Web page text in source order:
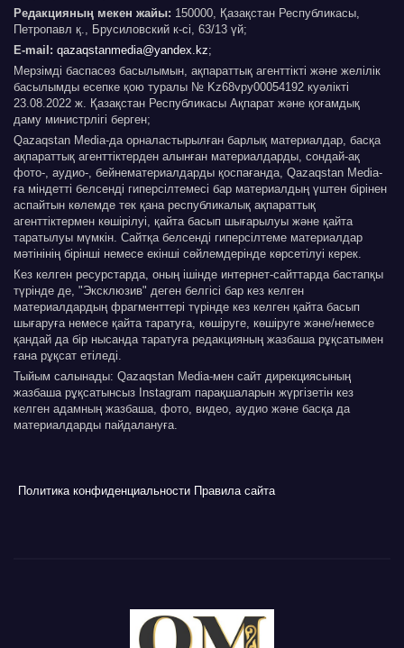
Редакцияның мекен жайы: 150000, Қазақстан Республикасы,
Петропавл қ., Брусиловский к-сі, 63/13 үй;
E-mail: qazaqstanmedia@yandex.kz;
Мерзімді баспасөз басылымын, ақпараттық агенттікті және желілік
басылымды есепке қою туралы № Kz68vpy00054192 куәлікті
23.08.2022 ж. Қазақстан Республикасы Ақпарат және қоғамдық
даму министрлігі берген;
Qazaqstan Media-да орналастырылған барлық материалдар, басқа
ақпараттық агенттіктерден алынған материалдарды, сондай-ақ
фото-, аудио-, бейнематериалдарды қоспағанда, Qazaqstan Media-
ға міндетті белсенді гиперсілтемесі бар материалдың үштен бірінен
аспайтын көлемде тек қана республикалық ақпараттық
агенттіктермен көшірілуі, қайта басып шығарылуы және қайта
таратылуы мүмкін. Сайтқа белсенді гиперсілтеме материалдар
мәтінінің бірінші немесе екінші сөйлемдерінде көрсетілуі керек.
Кез келген ресурстарда, оның ішінде интернет-сайттарда бастапқы
түрінде де, "Эксклюзив" деген белгісі бар кез келген
материалдардың фрагменттері түрінде кез келген қайта басып
шығаруға немесе қайта таратуға, көшіруге, көшіруге және/немесе
қандай да бір нысанда таратуға редакцияның жазбаша рұқсатымен
ғана рұқсат етіледі.
Тыйым салынады: Qazaqstan Media-мен сайт дирекциясының
жазбаша рұқсатынсыз Instagram парақшаларын жүргізетін кез
келген адамның жазбаша, фото, видео, аудио және басқа да
материалдарды пайдалануға.
Политика конфиденциальности Правила сайта